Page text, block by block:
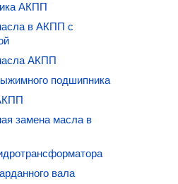
АКПП
в АКПП с
АКПП
подшипника
замена масла в
вала